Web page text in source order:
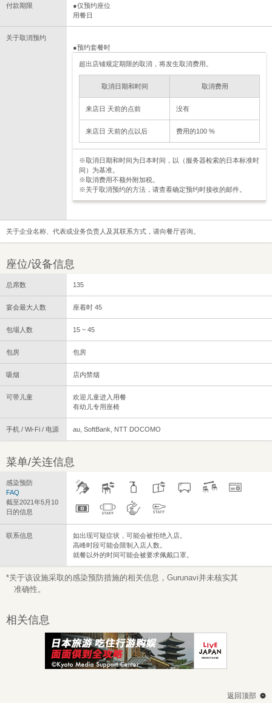
付款期限
●仅预约座位
用餐日
关于取消预约
●预约套餐时
超出店铺规定期限的取消，将发生取消费用。
取消日期和时间 取消费用
来店日 天前的点前 没有
来店日 天前的点以后 费用的100 %
※取消日期和时间为日本时间，以（服务器检索的日本标准时
间）为基准。
※取消费用不额外附加税。
※关于取消预约的方法，请查看确定预约时接收的邮件。
关于企业名称、代表或业务负责人及其联系方式，请向餐厅咨询。
座位/设备信息
总席数 135
宴会最大人数 座着时 45
包場人数 15 ~ 45
包房 包房
吸烟 店内禁烟
可带儿童
欢迎儿童进入用餐
有幼儿专用座椅
手机 / Wi-Fi / 电源 au, SoftBank, NTT DOCOMO
菜单/关连信息
感染预防
FAQ
截至2021年5月10
日的信息
联系信息
如出现可疑症状，可能会被拒绝入店。
高峰时段可能会限制入店人数。
就餐以外的时间可能会被要求佩戴口罩。
*关于该设施采取的感染预防措施的相关信息，Gurunavi并未核实其
准确性。
相关信息
返回顶部